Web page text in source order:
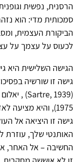
הרסנית, נפשית
סמכותית מדי: הוא
הביקורת העצמית,
לכעוס על עצמך על
גישה זו שורשיה
1975), והיא
גישה זו היציאה אל
האותנטי שלך, עוזרת
החשיבה – אל האחר, אל